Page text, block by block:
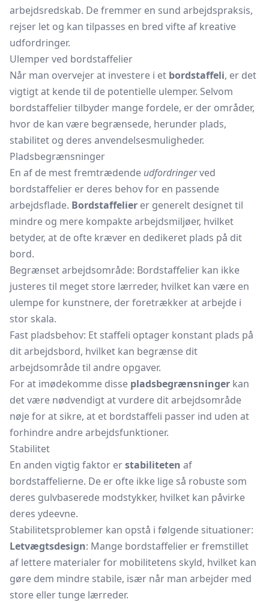
arbejdsredskab. De fremmer en sund arbejdspraksis,
rejser let og kan tilpasses en bred vifte af kreative
udfordringer.
Ulemper ved bordstaffelier
Når man overvejer at investere i et bordstaffeli, er det
vigtigt at kende til de potentielle ulemper. Selvom
bordstaffelier tilbyder mange fordele, er der områder,
hvor de kan være begrænsede, herunder plads,
stabilitet og deres anvendelsesmuligheder.
Pladsbegrænsninger
En af de mest fremtrædende udfordringerved
bordstaffelier er deres behov for en passende
arbejdsflade. Bordstaffelier er generelt designet til
mindre og mere kompakte arbejdsmiljøer, hvilket
betyder, at de ofte kræver en dedikeret plads på dit
bord.
Begrænset arbejdsområde: Bordstaffelier kan ikke
justeres til meget store lærreder, hvilket kan være en
ulempe for kunstnere, der foretrækker at arbejde i
stor skala.
Fast pladsbehov: Et staffeli optager konstant plads på
dit arbejdsbord, hvilket kan begrænse dit
arbejdsområde til andre opgaver.
For at imødekomme disse pladsbegrænsninger kan
det være nødvendigt at vurdere dit arbejdsområde
nøje for at sikre, at et bordstaffeli passer ind uden at
forhindre andre arbejdsfunktioner.
Stabilitet
En anden vigtig faktor erstabiliteten af
bordstaffelierne. De er ofte ikke lige så robuste som
deres gulvbaserede modstykker, hvilket kan påvirke
deres ydeevne.
Stabilitetsproblemer kan opstå i følgende situationer:
Letvægtsdesign: Mange bordstaffelier er fremstillet
af lettere materialer for mobilitetens skyld, hvilket kan
gøre dem mindre stabile, især når man arbejder med
store eller tunge lærreder.